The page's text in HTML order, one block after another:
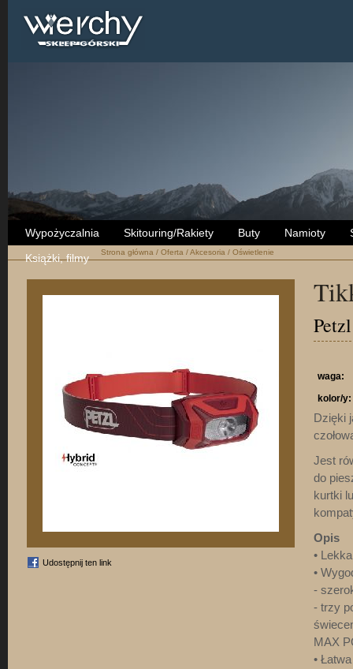
Wypożyczalnia Skitouring/Rakiety Buty Namioty
Książki, filmy
Strona główna / Oferta /Akcesoria / Oświetlenie
Udostępnij ten link
Petzl
waga:
kolor/y:
Dzięki
Jest
do
kurtki
Opis
•
•
-
- trzy
MAX
•